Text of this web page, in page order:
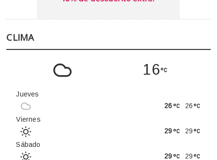
CLIMA
16
Jueves
26
26
Viernes
29
29
Sábado
29
29